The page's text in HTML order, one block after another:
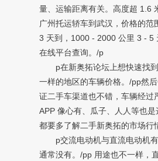
量、运输距离有关。高度超 1.6
广州托运轿车到武汉，价格的
3 天到，1000 - 2000 公里 3 - 5
在线平台查询。/p
p在新奥拓论坛上想快速找到
一样的地区的车辆价格。/pp然
证二手车渠道也不错，车辆经
APP 像心有、瓜子、人人等也
都要多了解二手新奥拓的市场
p交流电动机与直流电动机有
通常没有。/pp 用途也不一样，